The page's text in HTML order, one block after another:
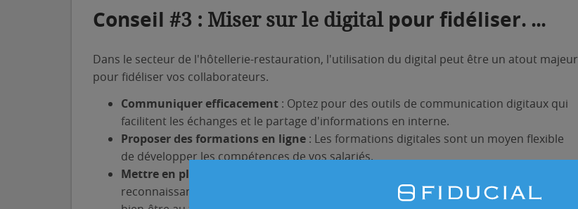
Conseil #3 : Miser sur le digital pour fidéliser. ...
Dans le secteur de l'hôtellerie-restauration, l'utilisation du digital peut être un atout majeur
pour fidéliser vos collaborateurs.
Communiquer efficacement : Optez pour des outils de communication digitaux qui
facilitent les échanges et le partage d'informations en interne.
Proposer des formations en ligne : Les formations digitales sont un moyen flexible
de développer les compétences de vos salariés.
Mettre en place des solutions digitales d'engagement
reconnaissance, des outils de feedback en temps réel ou des applications pour le